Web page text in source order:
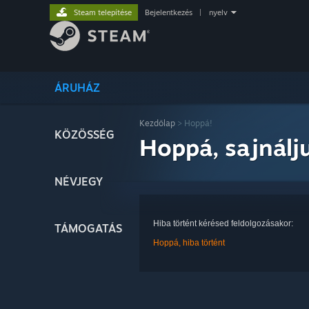
ÁRUHÁZ
KÖZÖSSÉG
NÉVJEGY
TÁMOGATÁS
Steam telepítése Bejelentkezés nyelv
Kezdőlap > Hoppá!
Hoppá,
Hiba történt kérésed feldolgozásakor:
Hoppá, hiba történt